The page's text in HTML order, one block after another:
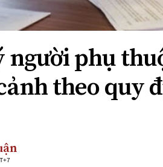
người phụ
theo quy